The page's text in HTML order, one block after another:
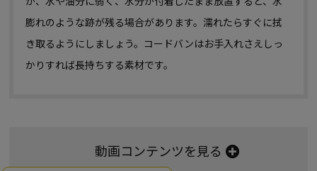
膨れのような跡が残る場合があります。濡れたらすぐに拭
き取るようにしましょう。コードバンはお手入れさえしっ
かりすれば長持ちする素材です。
動画コンテンツを見る